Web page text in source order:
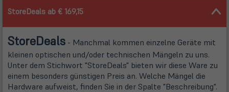
StoreDeals ab € 169,15
StoreDeals - Manchmal kommen einzelne Geräte mit
kleinen optischen und/oder technischen Mängeln zu uns.
Unter dem Stichwort "StoreDeals" bieten wir diese Ware zu
einem besonders günstigen Preis an. Welche Mängel die
Hardware aufweist, finden Sie in der Spalte "Beschreibung".